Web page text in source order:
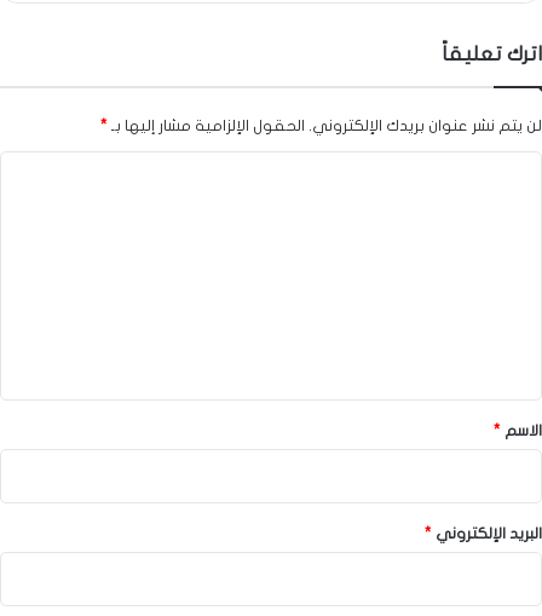
اترك تعليقاً
لن يتم نشر عنوان بريدك الإلكتروني. الحقول الإلزامية مشار إليها بـ *
*الاسم *
البريد الإلكتروني *